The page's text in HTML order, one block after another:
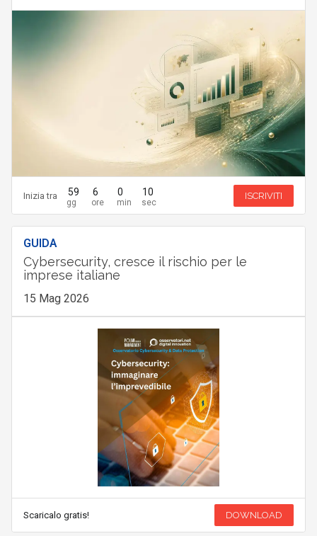
Inizia tra 59 6 0 9 ISCRIVITI
GUIDA
Cybersecurity, cresce il rischio per le
imprese italiane
15 Mag 2026
Scaricalo gratis! DOWNLOAD